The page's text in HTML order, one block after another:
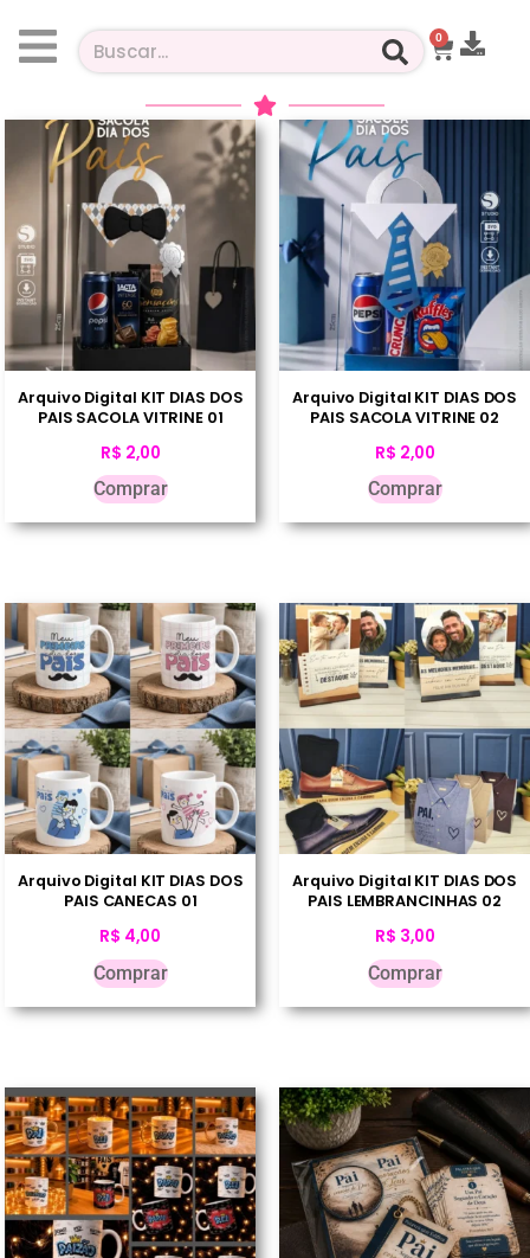
0
Arquivo Digital KIT DIAS DOS
PAIS SACOLA VITRINE 01
R$ 2,00
Comprar
Arquivo Digital KIT DIAS DOS
PAIS SACOLA VITRINE 02
R$ 2,00
Comprar
Arquivo Digital KIT DIAS DOS
PAIS CANECAS 01
R$ 4,00
Comprar
Arquivo Digital KIT DIAS DOS
PAIS LEMBRANCINHAS 02
R$ 3,00
Comprar